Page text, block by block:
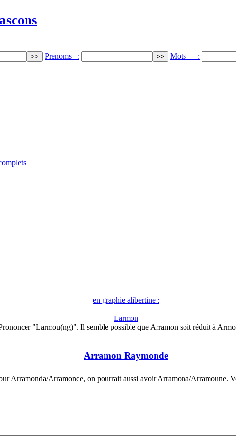
Prenoms : Mots :
en graphie alibertine :
Larmon
"Larmou(ng)". Il semble possible que Arramon soit réduit à
Arramon Raymonde
Arramonda/Arramonde, on pourrait aussi avoir Arramona/Arramoune.